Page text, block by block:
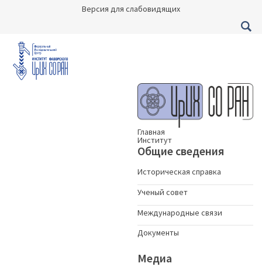
Версия для слабовидящих
Главная
Институт
Общие сведения
Историческая справка
Ученый совет
Международные связи
Документы
Медиа